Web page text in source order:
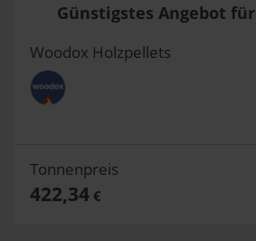
Günstigstes Angebot für
Woodox Holzpellets
Tonnenpreis
422,34€